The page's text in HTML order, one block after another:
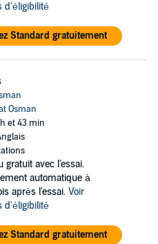
d'éligibilité
Standard gratuitement
Osman
et 43 min
gratuit avec l'essai.
automatique à
après l'essai. Voir
d'éligibilité
Standard gratuitement